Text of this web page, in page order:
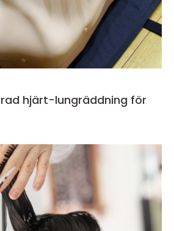
hjärt-lungräddning för